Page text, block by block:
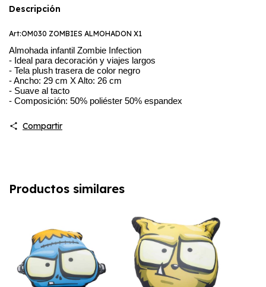
Descripción
Art:OM030 ZOMBIES ALMOHADON X1
Almohada infantil Zombie Infection
- Ideal para decoración y viajes largos
- Tela plush trasera de color negro
- Ancho: 29 cm X Alto: 26 cm
- Suave al tacto
- Composición: 50% poliéster 50% espandex
Compartir
Productos similares